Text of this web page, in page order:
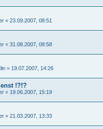
« 23.09.2007, 08:51
« 31.08.2007, 08:58
« 19.07.2007, 14:26
!?!?
« 19.06.2007, 15:19
« 21.03.2007, 13:33